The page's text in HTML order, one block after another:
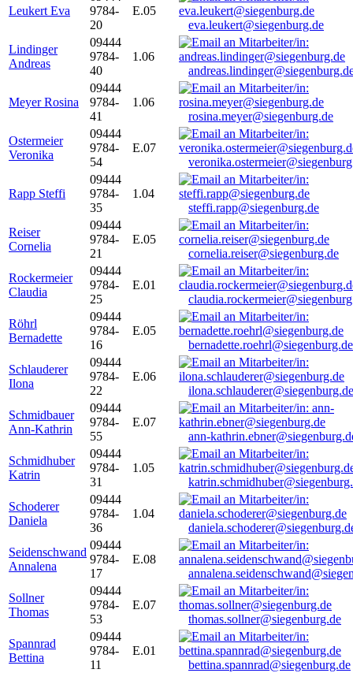
Leukert Eva
9784-
20
E.05
eva.leukert@siegenburg.de
Lindinger
Andreas
09444
9784-
40
1.06
Meyer Rosina
09444
9784-
41
1.06
rosina.meyer@siegenburg.de
Ostermeier
Veronika
09444
9784-
54
E.07
Rapp Steffi
09444
9784-
35
1.04
steffi.rapp@siegenburg.de
Reiser
Cornelia
09444
9784-
21
E.05
cornelia.reiser@siegenburg.de
Rockermeier
Claudia
09444
9784-
25
E.01
Röhrl
Bernadette
09444
9784-
16
E.05
bernadette.roehrl@siegenburg.de
Schlauderer
Ilona
09444
9784-
22
E.06
ilona.schlauderer@siegenburg.de
Schmidbauer
Ann-Kathrin
09444
9784-
55
E.07
ann-
Schmidhuber
Katrin
09444
9784-
31
1.05
Schoderer
Daniela
09444
9784-
36
1.04
Seidenschwand
Annalena
09444
9784-
17
E.08
Sollner
Thomas
09444
9784-
53
E.07
thomas.sollner@siegenburg.de
Spannrad
Bettina
09444
9784-
11
E.01
bettina.spannrad@siegenburg.de